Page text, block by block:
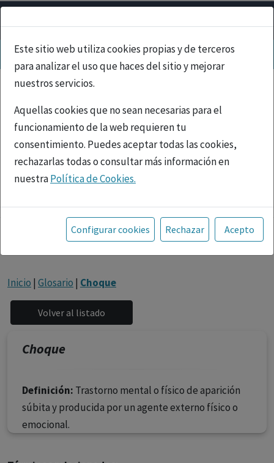
Este sitio web utiliza cookies propias y de terceros
para analizar el uso que haces del sitio y mejorar
nuestros servicios.
Aquellas cookies que no sean necesarias para el
funcionamiento de la web requieren tu
consentimiento. Puedes aceptar todas las cookies,
rechazarlas todas o consultar más información en
nuestraPolítica de Cookies.
Toda la información incluida en la Página Web está
referida a productos del mercado español y, por
tanto, dirigida a profesionales sanitarios legalmente
facultados para prescribir o dispensar medicamentos
fármacos se facilita a título meramente informativo,
siendo responsabilidad de los profesionales
facultados prescribir medicamentos y decidir, en cada
caso concreto, el tratamiento más adecuado a las
necesidades del paciente.
Configurar cookies Rechazar Acepto
Inicio | Glosario | Choque
Choque
Definición: Trastorno mental o físico de aparición
súbita y producida por un agente externo físico o
emocional.